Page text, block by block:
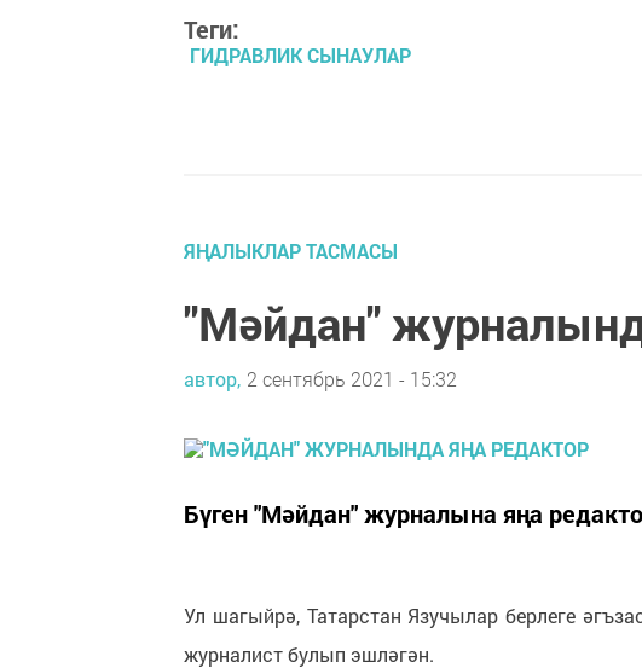
Теги:
ГИДРАВЛИК СЫНАУЛАР
ЯҢАЛЫКЛАР ТАСМАСЫ
"Мәйдан"
автор, 2 сентябрь 2021 - 15:32
Бүген "Мәйдан" журналына яңа
Ул шагыйрә, Татарстан Язучылар берлеге
журналист булып эшләгән.